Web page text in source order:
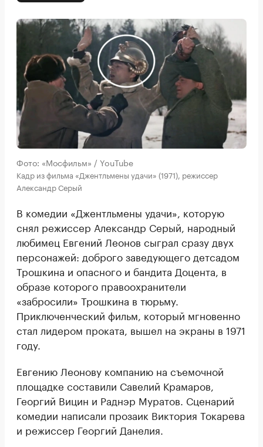
Фото: «Мосфильм» / YouTube
Кадр из фильма «Джентльмены удачи» (1971), режиссер
Александр Серый
В комедии «Джентльмены удачи», которую
снял режиссер Александр Серый, народный
любимец Евгений Леонов сыграл сразу двух
персонажей: доброго заведующего детсадом
Трошкина и опасного и бандита Доцента, в
образе которого правоохранители
«забросили» Трошкина в тюрьму.
Приключенческий фильм, который мгновенно
стал лидером проката, вышел на экраны в 1971
году.
Евгению Леонову компанию на съемочной
площадке составили Савелий Крамаров,
Георгий Вицин и Раднэр Муратов. Сценарий
комедии написали прозаик Виктория Токарева
и режиссер Георгий Данелия.